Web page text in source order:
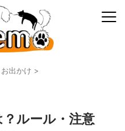
出かけ >
ルール・注意